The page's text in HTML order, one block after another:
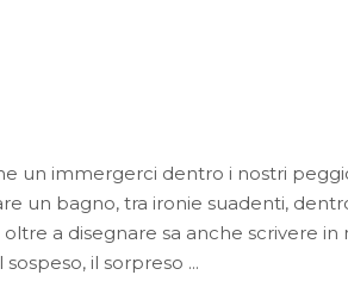
un immergerci dentro i nostri
un bagno, tra ironie suadenti,
a disegnare sa anche scrivere
il sorpreso